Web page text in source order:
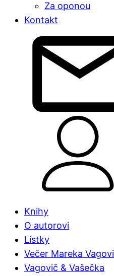
Za oponou
Kontakt
Knihy
O autorovi
Lístky
Večer Mareka
Vagovič & Vašečka